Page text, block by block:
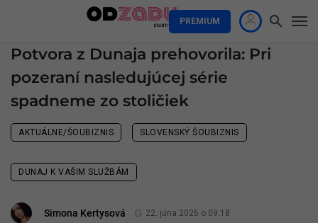
PREMIUM
Potvora z Dunaja prehovorila: Pri
pozeraní nasledujúcej série
spadneme zo stoličiek
AKTUÁLNE/ŠOUBIZNIS SLOVENSKÝ ŠOUBIZNIS
DUNAJ K VAŠIM SLUŽBÁM
Simona Kertysová 22. júna 2026 o 09:18